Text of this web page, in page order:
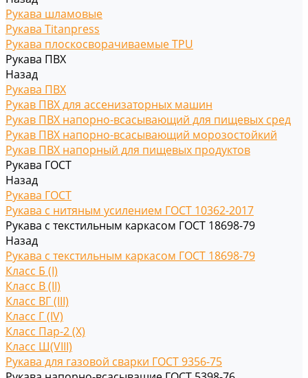
Рукава шламовые
Рукава Titanpress
Рукава плоскосворачиваемые TPU
Рукава ПВХ
Назад
Рукава ПВХ
Рукав ПВХ для ассенизаторных машин
Рукав ПВХ напорно-всасывающий для пищевых сред
Рукав ПВХ напорно-всасывающий морозостойкий
Рукав ПВХ напорный для пищевых продуктов
Рукава ГОСТ
Назад
Рукава ГОСТ
Рукава с нитяным усилением ГОСТ 10362-2017
Рукава с текстильным каркасом ГОСТ 18698-79
Назад
Рукава с текстильным каркасом ГОСТ 18698-79
Класс Б (I)
Класс В (II)
Класс ВГ (III)
Класс Г (IV)
Класс Пар-2 (X)
Класс Ш(VIII)
Рукава для газовой сварки ГОСТ 9356-75